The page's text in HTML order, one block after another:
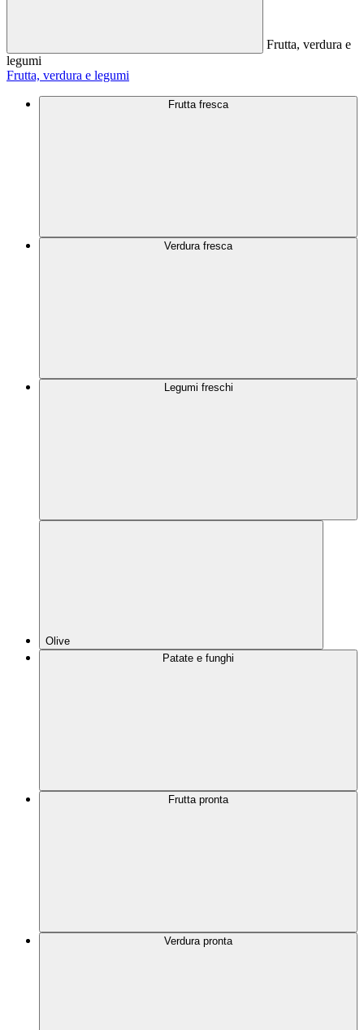
Frutta, verdura e
legumi
Frutta, verdura e legumi
Frutta fresca
Verdura fresca
Legumi freschi
Olive
Patate e funghi
Frutta pronta
Verdura pronta